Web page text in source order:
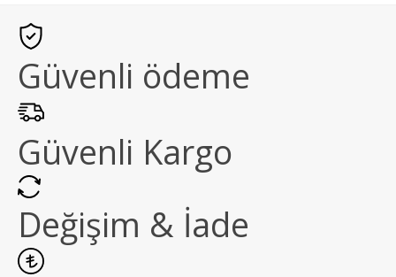
Güvenli ödeme
Güvenli Kargo
Değişim & İade